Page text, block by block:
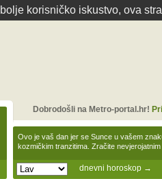
korisničko iskustvo, ova
dnevni horoskop →
Ovo je vaš dan jer se Sunce u vašem
kozmičkim tranzitima. Zračite
Dobrodošli na Metro-portal.hr!